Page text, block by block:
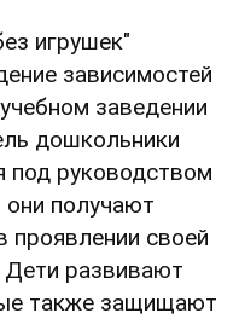
игрушек"
зависимостей
заведении
дошкольники
под руководством
получают
проявлении своей
Дети развивают
также защищают